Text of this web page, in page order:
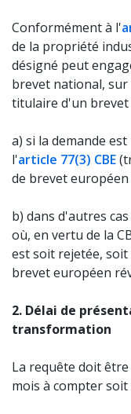
Conformément à l'
de la propriété
désigné peut
brevet national,
titulaire d'un brevet
a) si la demande
l'article 77(3) CBE
de brevet
b) dans d'autres
où, en vertu de la
est soit rejetée,
brevet européen
2. Délai de
transformation
La requête doit
mois à compter soit